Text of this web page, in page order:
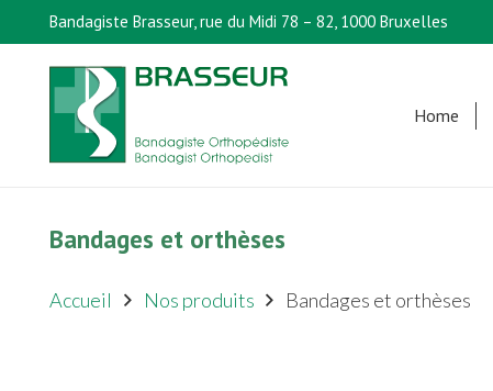
Bandagiste Brasseur, rue du Midi 78 – 82, 1000 Bruxelles
Home
Bandages et orthèses
Accueil Nos produits
Bandages et orthèses